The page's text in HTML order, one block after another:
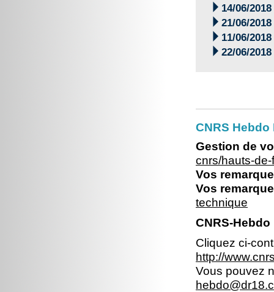
 14/06/2018
 21/06/2018
 11/06/2018
 22/06/2018
CNRS
Gestion de
cnrs/hauts-
Vos
Vos
technique
CNRS-
Cliquez ci-
http://
Vous pouvez